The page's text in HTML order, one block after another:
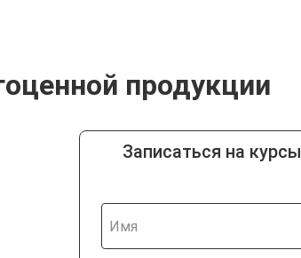
продукции
Записаться на курсы